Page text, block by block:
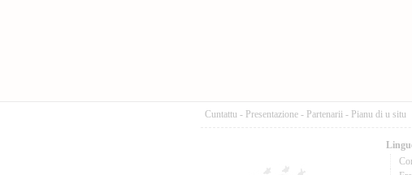
Cuntattu - Presentazione - Partenarii - Pianu di u situ